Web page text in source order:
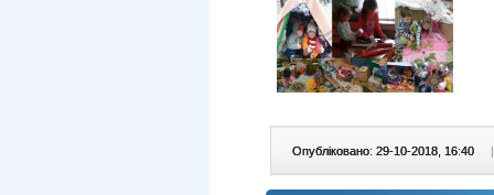
Опубліковано: 29-10-2018, 16:40 |